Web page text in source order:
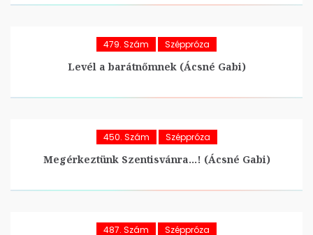
479. Szám Széppróza
Levél a barátnőmnek (Ácsné Gabi)
450. Szám Széppróza
Megérkeztünk Szentisvánra…! (Ácsné Gabi)
487. Szám Széppróza